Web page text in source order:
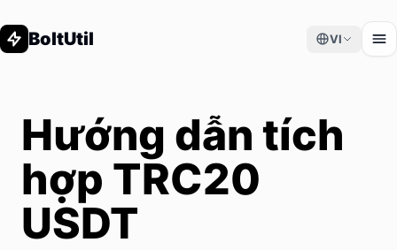
BoltUtil VI
Hướng dẫn tích
hợp TRC20
USDT